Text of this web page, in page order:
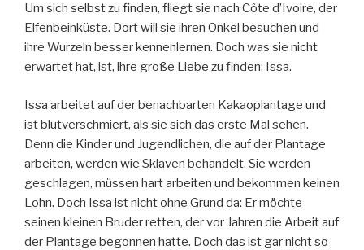
Um sich selbst zu finden, fliegt sie nach Côte d’Ivoire, der
Elfenbeinküste. Dort will sie ihren Onkel besuchen und
ihre Wurzeln besser kennenlernen. Doch was sie nicht
erwartet hat, ist, ihre große Liebe zu finden: Issa.
Issa arbeitet auf der benachbarten Kakaoplantage und
ist blutverschmiert, als sie sich das erste Mal sehen.
Denn die Kinder und Jugendlichen, die auf der Plantage
arbeiten, werden wie Sklaven behandelt. Sie werden
geschlagen, müssen hart arbeiten und bekommen keinen
Lohn. Doch Issa ist nicht ohne Grund da: Er möchte
seinen kleinen Bruder retten, der vor Jahren die Arbeit auf
der Plantage begonnen hatte. Doch das ist gar nicht so